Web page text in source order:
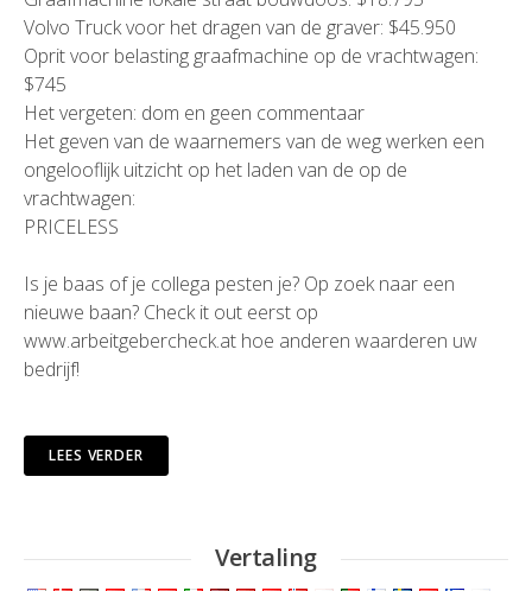
Volvo Truck voor het dragen van de graver: $45.950
Oprit voor belasting graafmachine op de vrachtwagen:
$745
Het vergeten: dom en geen commentaar
Het geven van de waarnemers van de weg werken een
ongelooflijk uitzicht op het laden van de op de
vrachtwagen:
PRICELESS
Is je baas of je collega pesten je? Op zoek naar een
nieuwe baan? Check it out eerst op
www.arbeitgebercheck.at hoe anderen waarderen uw
bedrijf!
LEES VERDER
Vertaling